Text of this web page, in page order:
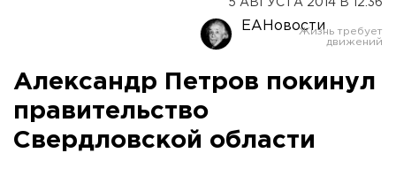
5 АВГУСТА 2014 В 12:36
ЕАНовости
Александр Петров покинул
правительство
Свердловской области